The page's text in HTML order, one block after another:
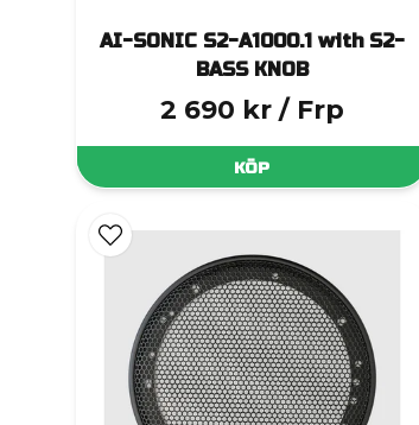
AI-SONIC S2-A1000.1 with S2-
BASS KNOB
2 690 kr / Frp
KÖP